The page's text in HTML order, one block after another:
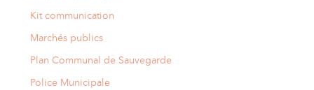
Kit communication
Marchés publics
Plan Communal de Sauvegarde
Police Municipale